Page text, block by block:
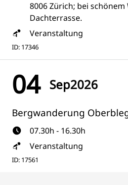
8006 Zürich; bei
Dachterrasse.
Veranstaltung
ID: 17346
04 Sep2026
Bergwanderung
07.30h - 16.30h
Veranstaltung
ID: 17561